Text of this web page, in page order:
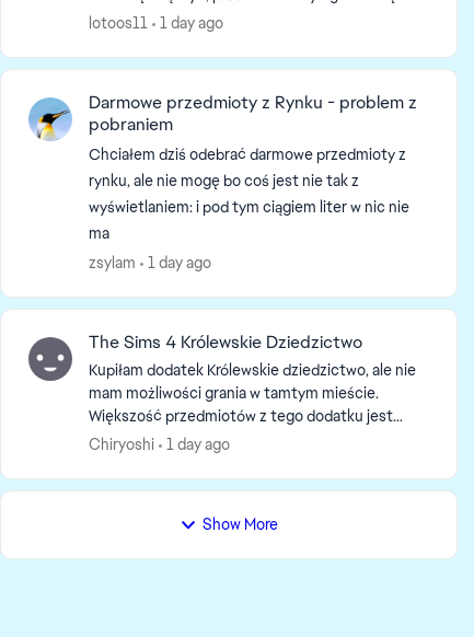
aplikacji i zalogować ponownie, zresetować
lotoos11 1 day ago
Darmowe przedmioty z Rynku - problem z
pobraniem
Chciałem dziś odebrać darmowe przedmioty z
rynku, ale nie mogę bo coś jest nie tak z
wyświetlaniem: i pod tym ciągiem liter w nic nie
ma
zsylam
1 day ago
The Sims 4 Królewskie Dziedzictwo
Kupiłam dodatek Królewskie dziedzictwo, ale nie
mam możliwości grania w tamtym mieście.
Większość przedmiotów z tego dodatku jest
dostępna w grze, ale otoczenie jest niewidoczne
Chiryoshi 1 day ago
Show More